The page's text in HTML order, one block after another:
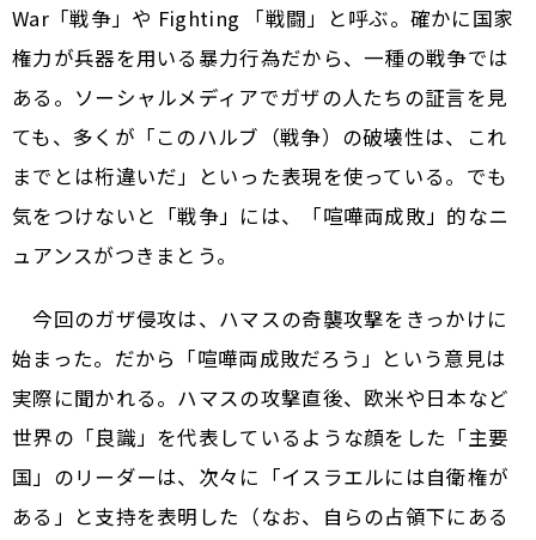
War「戦争」や Fighting 「戦闘」と呼ぶ。確かに国家
権力が兵器を用いる暴力行為だから、一種の戦争では
ある。ソーシャルメディアでガザの人たちの証言を見
ても、多くが「このハルブ（戦争）の破壊性は、これ
までとは桁違いだ」といった表現を使っている。でも
気をつけないと「戦争」には、「喧嘩両成敗」的なニ
ュアンスがつきまとう。
今回のガザ侵攻は、ハマスの奇襲攻撃をきっかけに
始まった。だから「喧嘩両成敗だろう」という意見は
実際に聞かれる。ハマスの攻撃直後、欧米や日本など
世界の「良識」を代表しているような顔をした「主要
国」のリーダーは、次々に「イスラエルには自衛権が
ある」と支持を表明した（なお、自らの占領下にある